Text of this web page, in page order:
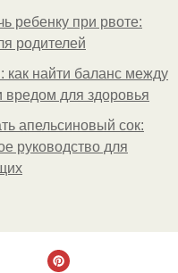
ребенку при рвоте:
родителей
как найти баланс между
вредом для здоровья
апельсиновый сок:
руководство для